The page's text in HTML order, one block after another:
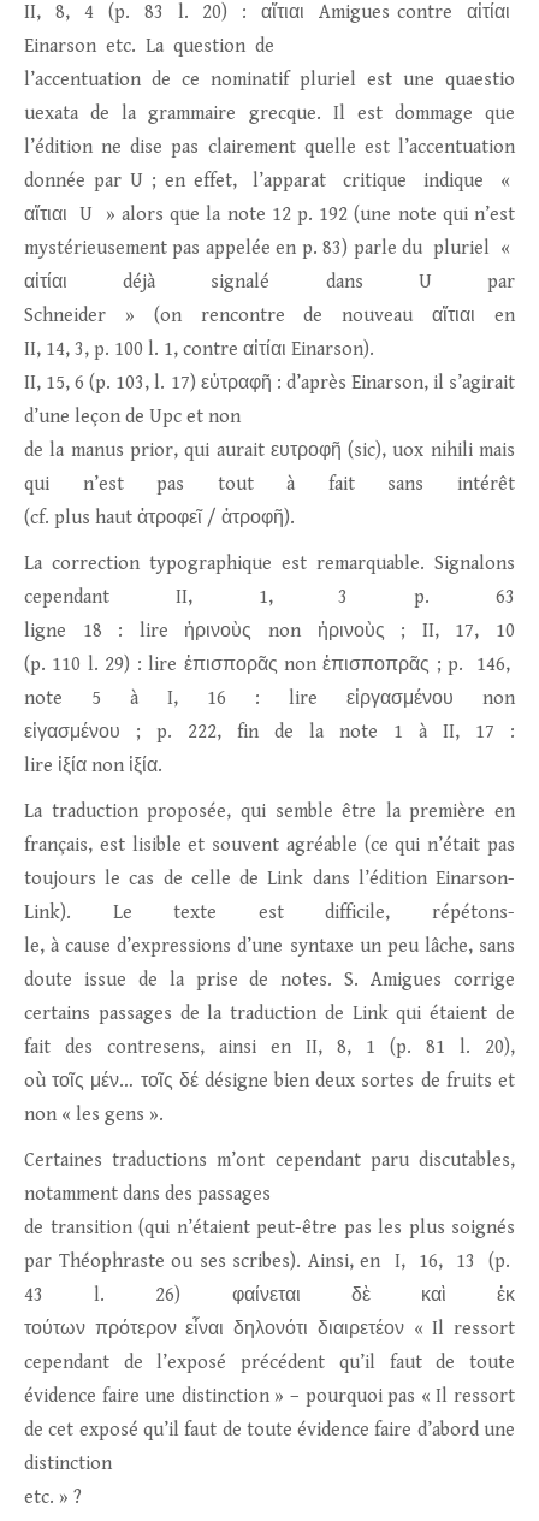
II, 8, 4 (p. 83 l. 20) : αἴτιαι Amigues contre αἰτίαι
Einarson etc. La question de
l’accentuation de ce nominatif pluriel est une quaestio
uexata de la grammaire grecque. Il est dommage que
l’édition ne dise pas clairement quelle est l’accentuation
donnée par U ; en effet, l’apparat critique indique «
αἴτιαι U » alors que la note 12 p. 192 (une note qui n’est
mystérieusement pas appelée en p. 83) parle du pluriel «
αἰτίαι déjà signalé dans U par
Schneider » (on rencontre de nouveau αἴτιαι en
II, 14, 3, p. 100 l. 1, contre αἰτίαι Einarson).
II, 15, 6 (p. 103, l. 17) εὐτραφῆ : d’après Einarson, il s’agirait
d’une leçon de Upc et non
de la manus prior, qui aurait ευτροφῆ (sic), uox nihili mais
qui n’est pas tout à fait sans intérêt
(cf. plus haut ἀτροφεῖ / ἀτροφῆ).
La correction typographique est remarquable. Signalons
cependant II, 1, 3 p. 63
ligne 18 : lire ἠρινοὺς non ἡρινοὺς ; II, 17, 10
(p. 110 l. 29) : lire ἐπισπορᾶς non ἐπισποπρᾶς ; p. 146,
note 5 à I, 16 : lire εἰργασμένου non
εἰγασμένου ; p. 222, fin de la note 1 à II, 17 :
lire ἰξία non ἱξία.
La traduction proposée, qui semble être la première en
français, est lisible et souvent agréable (ce qui n’était pas
toujours le cas de celle de Link dans l’édition Einarson-
Link). Le texte est difficile, répétons-
le, à cause d’expressions d’une syntaxe un peu lâche, sans
doute issue de la prise de notes. S. Amigues corrige
certains passages de la traduction de Link qui étaient de
fait des contresens, ainsi en II, 8, 1 (p. 81 l. 20),
où τοῖς μέν… τοῖς δέ désigne bien deux sortes de fruits et
non « les gens ».
Certaines traductions m’ont cependant paru discutables,
notamment dans des passages
de transition (qui n’étaient peut-être pas les plus soignés
par Théophraste ou ses scribes). Ainsi, en I, 16, 13 (p.
43 l. 26) φαίνεται δὲ καὶ ἐκ
τούτων πρότερον εἶναι δηλονότι διαιρετέον « Il ressort
cependant de l’exposé précédent qu’il faut de toute
évidence faire une distinction » – pourquoi pas « Il ressort
de cet exposé qu’il faut de toute évidence faire d’abord une
distinction
etc. » ?